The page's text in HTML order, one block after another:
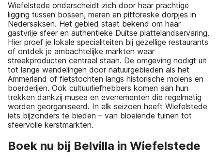
Wiefelstede onderscheidt zich door haar prachtige
ligging tussen bossen, meren en pittoreske dorpjes in
Nedersaksen. Het gebied staat bekend om haar
gastvrije sfeer en authentieke Duitse plattelandservaring.
Hier proef je lokale specialiteiten bij gezellige restaurants
of ontdek je ambachtelijke markten waar
streekproducten centraal staan. De omgeving nodigt uit
tot lange wandelingen door natuurgebieden als het
Ammerland of fietstochten langs historische molens en
boerderijen. Ook cultuurliefhebbers komen aan hun
trekken dankzij musea en evenementen die regelmatig
worden georganiseerd. In elk seizoen heeft Wiefelstede
iets bijzonders te bieden – van bloeiende tuinen tot
sfeervolle kerstmarkten.
Boek nu bij Belvilla in Wiefelstede